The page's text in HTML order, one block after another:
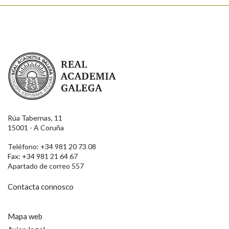
Real Academia Galega
Rúa Tabernas, 11
15001 - A Coruña
Teléfono: +34 981 20 73 08
Fax: +34 981 21 64 67
Apartado de correo 557
Contacta connosco
Mapa web